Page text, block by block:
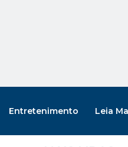
Entretenimento Leia